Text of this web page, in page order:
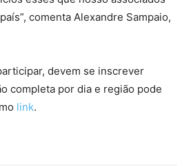
comenta Alexandre Sampaio,
devem se inscrever
completa por dia e região pode
link.